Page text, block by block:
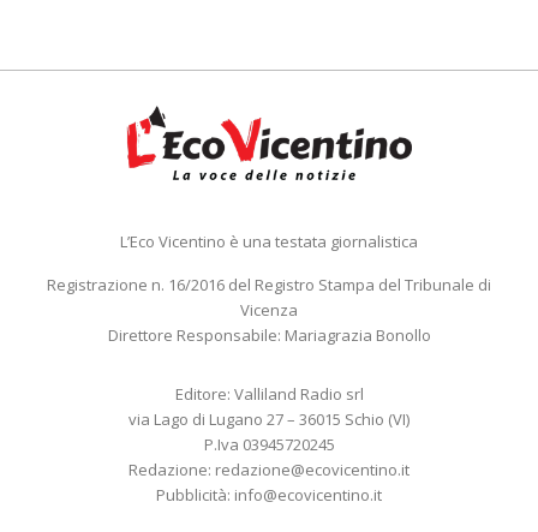
L’Eco Vicentino è una testata giornalistica
Registrazione n. 16/2016 del Registro Stampa del Tribunale di
Vicenza
Direttore Responsabile: Mariagrazia Bonollo
Editore: Valliland Radio srl
via Lago di Lugano 27 – 36015 Schio (VI)
P.Iva 03945720245
Redazione: redazione@ecovicentino.it
Pubblicità: info@ecovicentino.it